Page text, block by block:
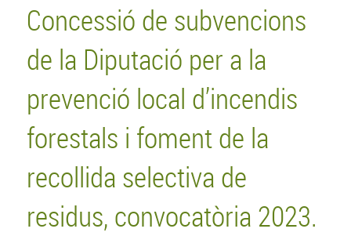
Concessió de subvencions
de la Diputació per a la
prevenció local d’incendis
forestals i foment de la
recollida selectiva de
residus, convocatòria 2023.